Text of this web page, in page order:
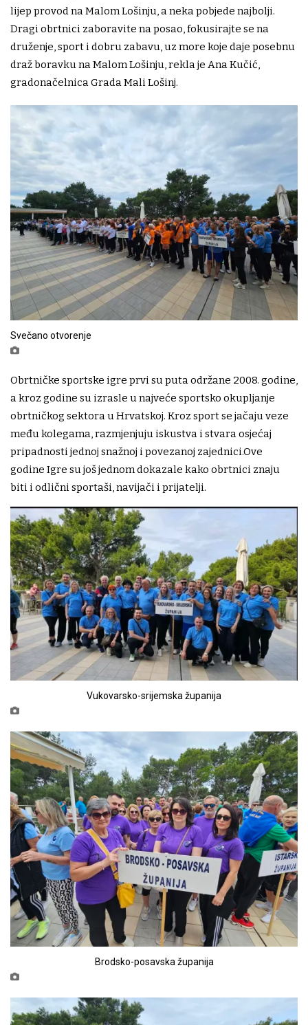
lijep provod na Malom Lošinju, a neka pobjede najbolji.
Dragi obrtnici zaboravite na posao, fokusirajte se na
druženje, sport i dobru zabavu, uz more koje daje posebnu
draž boravku na Malom Lošinju, rekla je Ana Kučić,
gradonačelnica Grada Mali Lošinj.
Svečano otvorenje
Obrtničke sportske igre prvi su puta održane 2008. godine,
a kroz godine su izrasle u najveće sportsko okupljanje
obrtničkog sektora u Hrvatskoj. Kroz sport se jačaju veze
među kolegama, razmjenjuju iskustva i stvara osjećaj
pripadnosti jednoj snažnoj i povezanoj zajednici.Ove
godine Igre su još jednom dokazale kako obrtnici znaju
biti i odlični sportaši, navijači i prijatelji.
Vukovarsko-srijemska županija
Brodsko-posavska županija